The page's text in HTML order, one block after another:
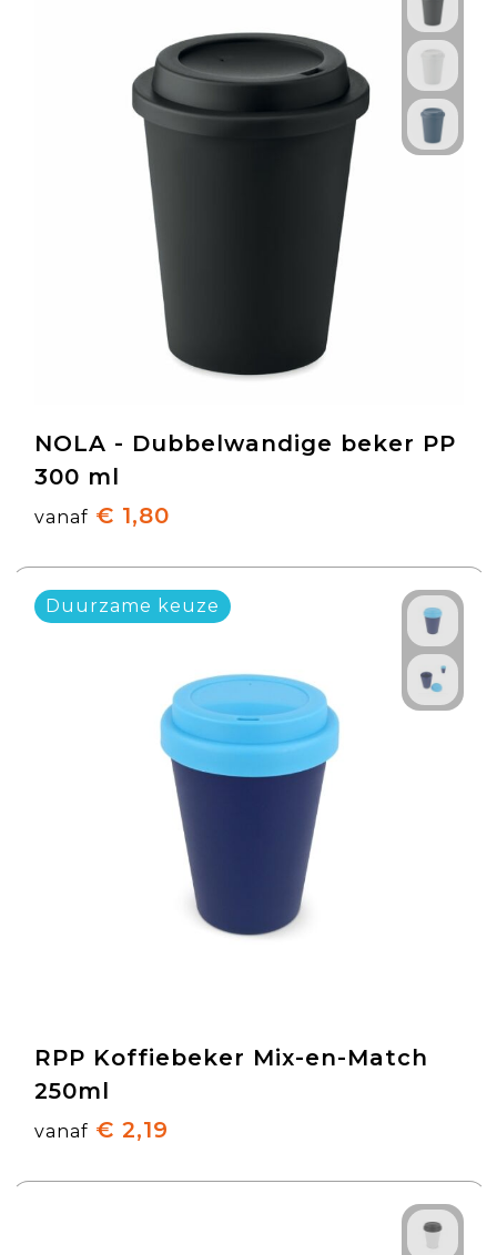
NOLA - Dubbelwandige beker PP
300 ml
vanaf € 1,80
Duurzame keuze
RPP Koffiebeker Mix-en-Match
250ml
vanaf € 2,19